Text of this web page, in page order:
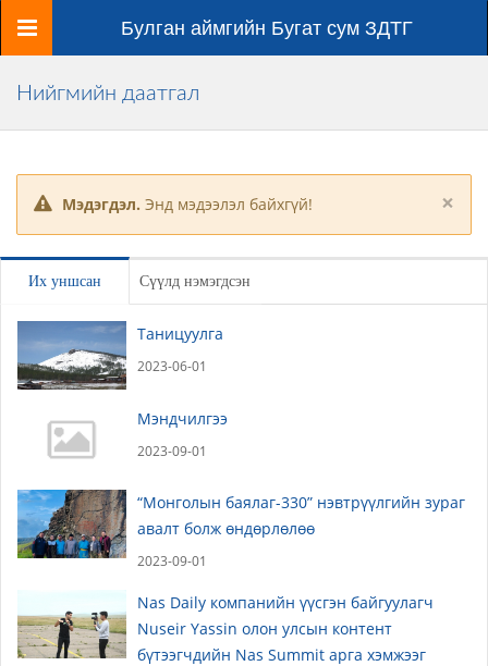
Цэс Булган аймгийн Бугат сум ЗДТГ
Нийгмийн даатгал
×
Мэдэгдэл. Энд мэдээлэл байхгүй!
Их уншсан Сүүлд нэмэгдсэн
Таницуулга
2023-06-01
Мэндчилгээ
2023-09-01
“Монголын баялаг-330” нэвтрүүлгийн зураг
авалт болж өндөрлөлөө
2023-09-01
Nas Daily компанийн үүсгэн байгуулагч
Nuseir Yassin олон улсын контент
бүтээгчдийн Nas Summit арга хэмжээг